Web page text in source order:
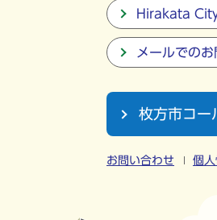
Hirakata
メールでの
枚方市コー
お問い合わせ 個